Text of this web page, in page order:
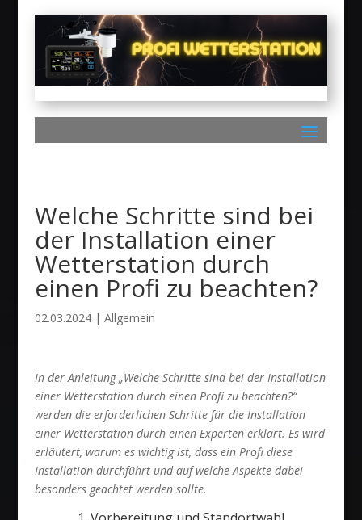
Welche Schritte sind bei
der Installation einer
Wetterstation durch
einen Profi zu beachten?
02.03.2024| Allgemein
In der Anleitung „Welche Schritte sind bei der Installation
einer Wetterstation durch einen Profi zu beachten?“
werden die erforderlichen Schritte für die Installation
einer Wetterstation durch einen Experten erklärt. Es wird
erläutert, warum es wichtig ist, dass ein Profi diese
Installation durchführt und auf welche Aspekte dabei
besonders geachtet werden sollte.